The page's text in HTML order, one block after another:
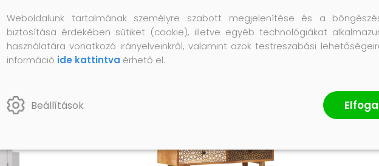
Weboldalunk tartalmának személyre szabott megjelenítése és a
biztosítása érdekében sütiket (cookie), illetve egyéb technológiákat
használatára vonatkozó irányelveinkről, valamint azok testreszabási
információ ide kattintva érhető el.
Beállítások